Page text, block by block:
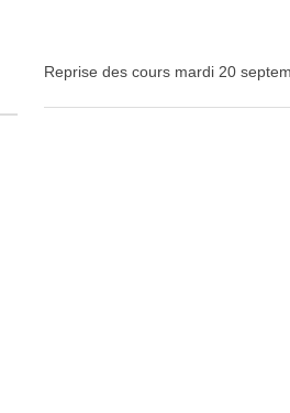
Reprise des cours mardi 20